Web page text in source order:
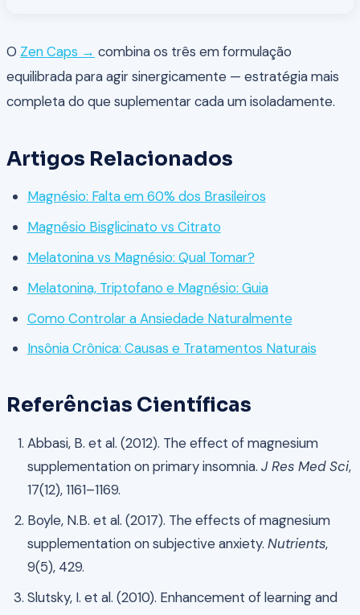
O Zen Caps → combina os três em formulação
equilibrada para agir sinergicamente — estratégia mais
completa do que suplementar cada um isoladamente.
Artigos Relacionados
Magnésio: Falta em 60% dos Brasileiros
Magnésio Bisglicinato vs Citrato
Melatonina vs Magnésio: Qual Tomar?
Melatonina, Triptofano e Magnésio: Guia
Como Controlar a Ansiedade Naturalmente
Insônia Crônica: Causas e Tratamentos Naturais
Referências Científicas
Abbasi, B. et al. (2012). The effect of magnesium
supplementation on primary insomnia. J Res Med Sci,
17(12), 1161–1169.
Boyle, N.B. et al. (2017). The effects of magnesium
supplementation on subjective anxiety. Nutrients,
9(5), 429.
Slutsky, I. et al. (2010). Enhancement of learning and